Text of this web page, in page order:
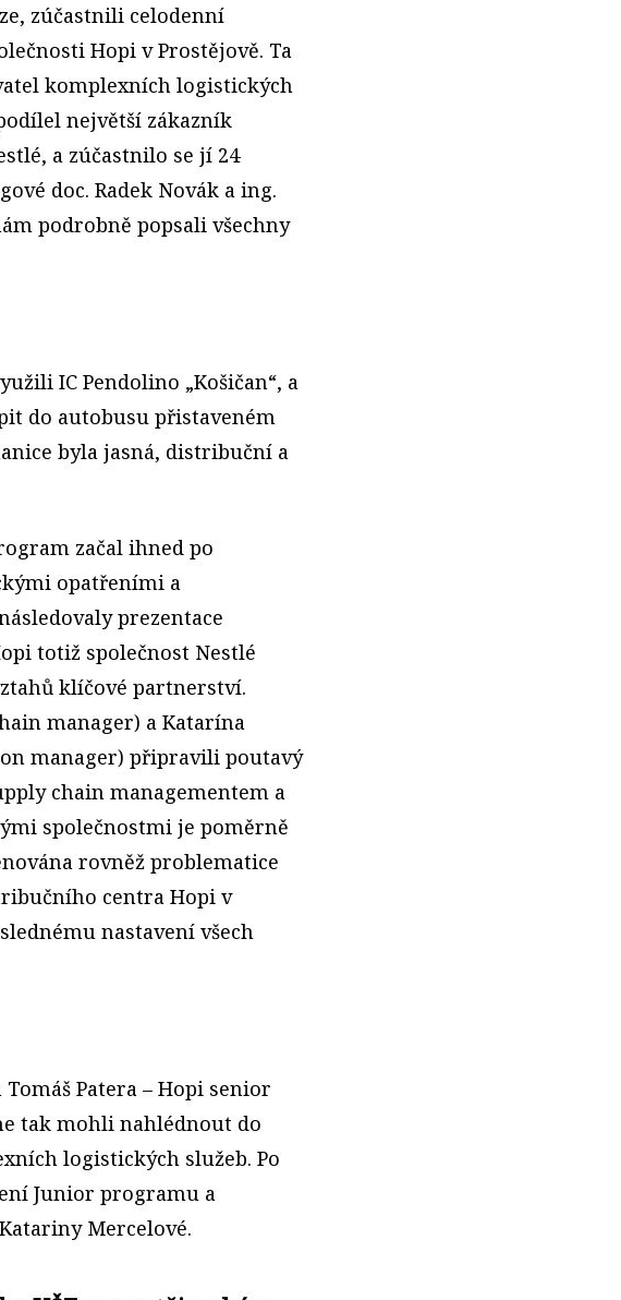
zúčastnili celodenní
Hopi v Prostějově. Ta
komplexních logistických
největší zákazník
a zúčastnilo se jí 24
doc. Radek Novák a ing.
podrobně popsali všechny
IC Pendolino „Košičan“, a
do autobusu přistaveném
byla jasná, distribuční a
začal ihned po
opatřeními a
prezentace
totiž společnost Nestlé
klíčové partnerství.
manager) a Katarína
manager) připravili poutavý
chain managementem a
společnostmi je poměrně
rovněž problematice
centra Hopi v
nastavení všech
Patera – Hopi senior
tak mohli nahlédnout do
logistických služeb. Po
Junior programu a
Mercelové.